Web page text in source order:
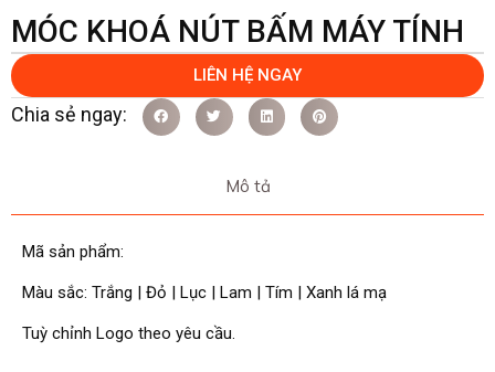
MÓC KHOÁ NÚT BẤM MÁY TÍNH
LIÊN HỆ NGAY
Mô tả
Mã sản phẩm:
Màu sắc: Trắng | Đỏ | Lục | Lam | Tím | Xanh lá mạ
Tuỳ chỉnh Logo theo yêu cầu.